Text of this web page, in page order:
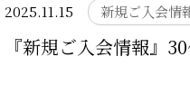
2025.11.15 新規ご入会情
『新規ご入会情報』